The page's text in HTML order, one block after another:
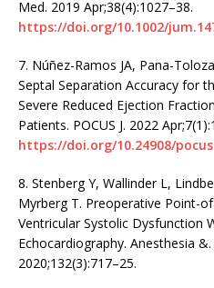
Med. 2019 Apr;38(4):1027–38.
https://doi.org/10.1002/
7. Núñez-Ramos JA, Pana-
Septal Separation Accuracy for
Severe Reduced Ejection
Patients. POCUS J. 2022
https://doi.org/10.24908/
8. Stenberg Y, Wallinder L,
Myrberg T. Preoperative Point-
Ventricular Systolic Dysfunction
Echocardiography. Anesthesia
2020;132(3):717–25.